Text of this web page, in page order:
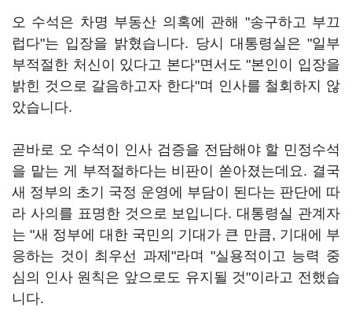
오 수석은 차명 부동산 의혹에 관해 "송구하고 부끄
럽다"는 입장을 밝혔습니다. 당시 대통령실은 "일부
부적절한 처신이 있다고 본다"면서도 "본인이 입장을
밝힌 것으로 갈음하고자 한다"며 인사를 철회하지 않
았습니다.
곧바로 오 수석이 인사 검증을 전담해야 할 민정수석
을 맡는 게 부적절하다는 비판이 쏟아졌는데요. 결국
새 정부의 초기 국정 운영에 부담이 된다는 판단에 따
라 사의를 표명한 것으로 보입니다. 대통령실 관계자
는 "새 정부에 대한 국민의 기대가 큰 만큼, 기대에 부
응하는 것이 최우선 과제"라며 "실용적이고 능력 중
심의 인사 원칙은 앞으로도 유지될 것"이라고 전했습
니다.